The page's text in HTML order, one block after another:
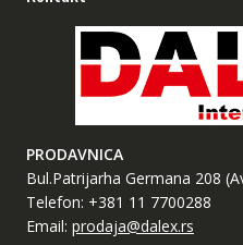
PRODAVNICA
Bul.Patrijarha Germana 208
Telefon: +381 11 7700288
Email: prodaja@dalex.rs